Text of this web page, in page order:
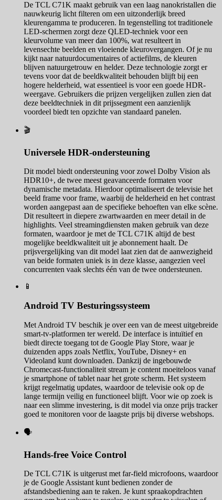
De TCL C71K maakt gebruik van een laag nanokristallen die
nauwkeurig licht filteren om een uitzonderlijk breed
kleurengamma te produceren. In tegenstelling tot traditionele
LED-schermen zorgt deze QLED-techniek voor een
kleurvolume van meer dan 100%, wat resulteert in
levensechte beelden en vloeiende kleurovergangen. Of je nu
kijkt naar natuurdocumentaires of actiefilms, de kleuren
blijven natuurgetrouw en helder. Deze technologie zorgt er
tevens voor dat de beeldkwaliteit behouden blijft bij een
hogere helderheid, wat essentieel is voor een goede HDR-
weergave. Gebruikers die prijzen vergelijken zullen zien dat
deze beeldtechniek in dit prijssegment een aanzienlijk
voordeel biedt ten opzichte van standaard panelen.
🎬
Universele HDR-ondersteuning
Dit model biedt ondersteuning voor zowel Dolby Vision als
HDR10+, de twee meest geavanceerde formaten voor
dynamische metadata. Hierdoor optimaliseert de televisie het
beeld frame voor frame, waarbij de helderheid en het contrast
worden aangepast aan de specifieke behoeften van elke scène.
Dit resulteert in diepere zwartwaarden en meer detail in de
highlights. Veel streamingdiensten maken gebruik van deze
formaten, waardoor je met de TCL C71K altijd de best
mogelijke beeldkwaliteit uit je abonnement haalt. De
prijsvergelijking van dit model laat zien dat de aanwezigheid
van beide formaten uniek is in deze klasse, aangezien veel
concurrenten vaak slechts één van de twee ondersteunen.
📱
Android TV Besturingssysteem
Met Android TV beschik je over een van de meest uitgebreide
smart-tv-platformen ter wereld. De interface is intuïtief en
biedt directe toegang tot de Google Play Store, waar je
duizenden apps zoals Netflix, YouTube, Disney+ en
Videoland kunt downloaden. Dankzij de ingebouwde
Chromecast-functionaliteit stream je content moeiteloos vanaf
je smartphone of tablet naar het grote scherm. Het systeem
krijgt regelmatig updates, waardoor de televisie ook op de
lange termijn veilig en functioneel blijft. Voor wie op zoek is
naar een slimme investering, is dit model via onze prijs tracker
goed te monitoren voor de laagste prijs bij diverse webshops.
🗣️
Hands-free Voice Control
De TCL C71K is uitgerust met far-field microfoons, waardoor
je de Google Assistant kunt bedienen zonder de
afstandsbediening aan te raken. Je kunt spraakopdrachten